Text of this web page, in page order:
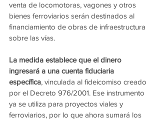
venta de locomotoras, vagones y otros
bienes ferroviarios serán destinados al
financiamiento de obras de infraestructura
sobre las vías.
La medida establece que el dinero
ingresará a una cuenta fiduciaria
específica, vinculada al fideicomiso creado
por el Decreto 976/2001. Ese instrumento
ya se utiliza para proyectos viales y
ferroviarios, por lo que ahora sumará los